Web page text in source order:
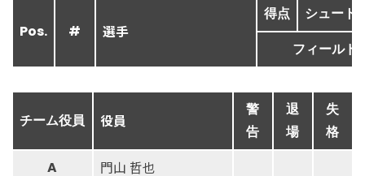
Pos. # 選手
得点 シュート
フィールド
チーム役員 役員
警
告
退
場
失
格
A 門山 哲也